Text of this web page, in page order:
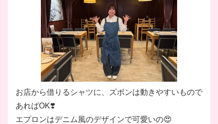
お店から借りるシャツに、ズボンは動きやすいもので
あればOK❣️
エプロンはデニム風のデザインで可愛いの😍